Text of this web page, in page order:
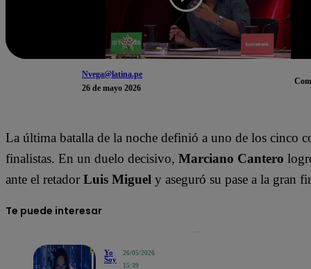
Nvega@latina.pe
26 de mayo 2026
La última batalla de la noche definió a uno de los cinco
finalistas. En un duelo decisivo, Marciano Cantero
ante el retador Luis Miguel y aseguró su pase a la gran
Te puede interesar
Yo
Soy
26/05/2026
15:39